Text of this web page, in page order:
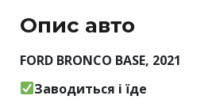
Опис авто
FORD BRONCO BASE, 2021
Заводиться і їде